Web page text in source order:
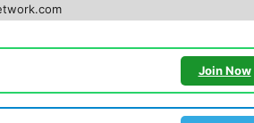
Join Now